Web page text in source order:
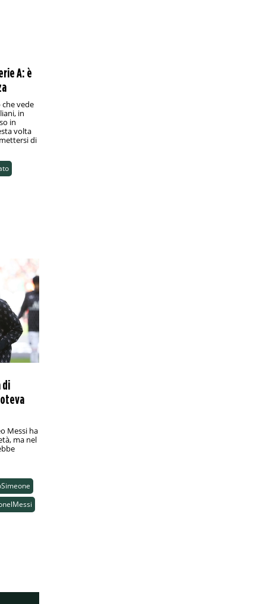
A: è
vede
in
in
volta
di
di
Messi ha
ma nel